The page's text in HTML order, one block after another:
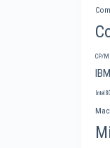
CP/M
IBM
Intel